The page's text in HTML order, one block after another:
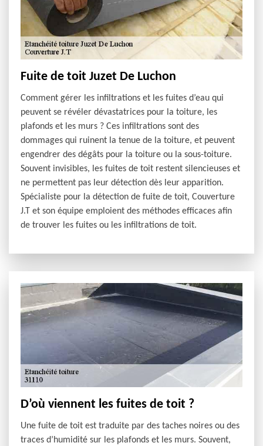
Fuite de toit Juzet De Luchon
Comment gérer les infiltrations et les fuites d’eau qui
peuvent se révéler dévastatrices pour la toiture, les
plafonds et les murs ? Ces infiltrations sont des
dommages qui ruinent la tenue de la toiture, et peuvent
engendrer des dégâts pour la toiture ou la sous-toiture.
Souvent invisibles, les fuites de toit restent silencieuses et
ne permettent pas leur détection dès leur apparition.
Spécialiste pour la détection de fuite de toit, Couverture
J.T et son équipe emploient des méthodes efficaces afin
de trouver les fuites ou les infiltrations de toit.
D’où viennent les fuites de toit ?
Une fuite de toit est traduite par des taches noires ou des
traces d’humidité sur les plafonds et les murs. Souvent,